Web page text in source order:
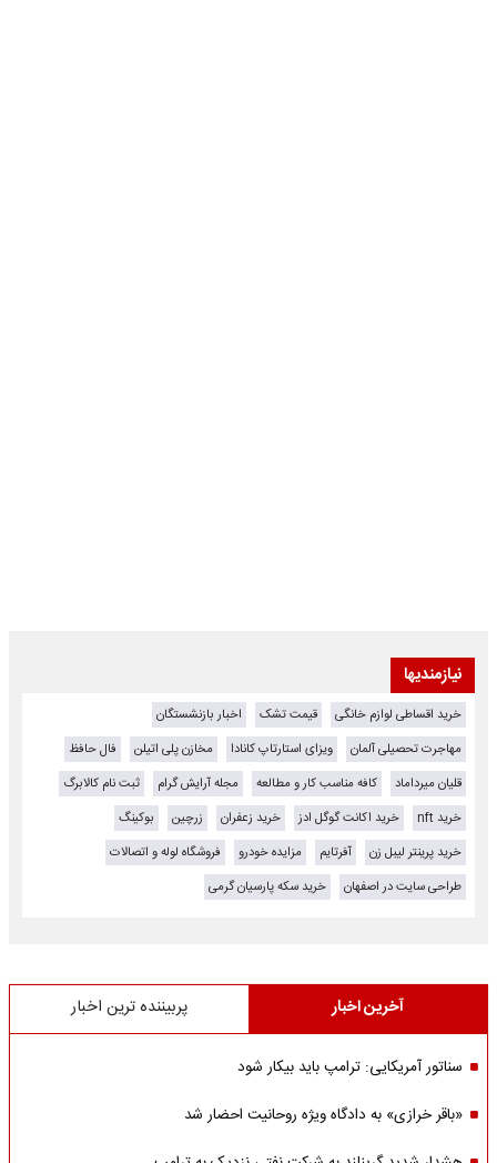
نیازمندیها
خرید اقساطی لوازم خانگی قیمت تشک
اخبار بازنشستگان
مهاجرت تحصیلی آلمان
ویزای استارتاپ کانادا مخازن پلی اتیلن
فال حافظ
قلیان میرداماد
کافه مناسب کار و مطالعه مجله آرایش گرام
ثبت نام کالابرگ
خرید nft
خرید اکانت گوگل ادز خرید زعفران زرچین
بوکینگ
خرید پرینتر لیبل زن
آفرتایم مزایده خودرو
فروشگاه لوله و اتصالات
طراحی سایت در اصفهان
خرید سکه پارسیان گرمی
آخرین اخبار پربیننده ترین اخبار
سناتور آمریکایی: ترامپ باید بیکار شود
«باقر خرازی» به دادگاه ویژه روحانیت احضار شد